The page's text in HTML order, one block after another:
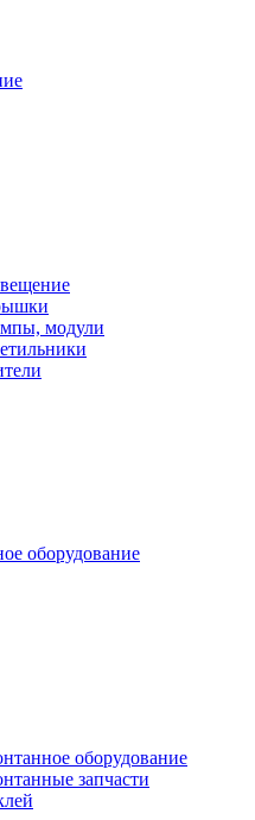
модули
оборудование
оборудование
запчасти